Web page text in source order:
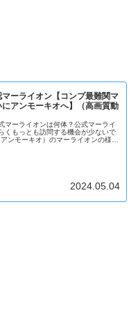
ーライオン【コンプ最難関マ
アンモーキオへ】（高画質動
マーライオンは何体？公式マーライ
くもっとも訪問する機会が少ないで
ンモーキオ）のマーライオンの様子
2024.05.04